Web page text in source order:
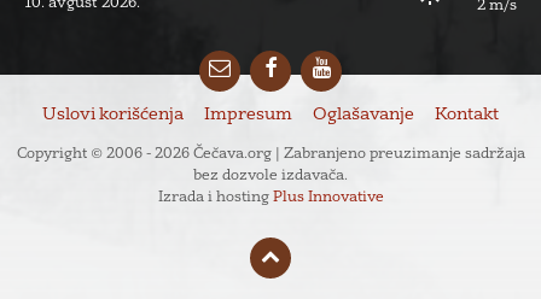
10. avgust 2026. 2 m/s
EmailFacebookYouTube
Uslovi korišćenja Impresum Oglašavanje Kontakt
Copyright © 2006 - 2026 Čečava.org | Zabranjeno preuzimanje sadržaja
bez dozvole izdavača.
Izrada i hosting Plus Innovative